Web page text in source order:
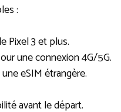
:
Pixel 3 et plus.
une connexion 4G/5G.
eSIM étrangère.
avant le départ.